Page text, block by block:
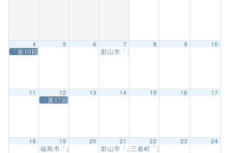
4
「第10回兵庫県空手道選手権大会」
5 6 7
郡山市「ユーパロ室ノ木保育園武道教室
8 9 10
11 12
「第17回北海道空手道選手権大会」
13 14 15 16 17
18 19
福島市「さくら幼稚園武道教室」【6回目】
20 21
郡山市「ユーパロ室ノ木保育園武道教室
22
三春町「三春幼稚園 武道教室
23 24